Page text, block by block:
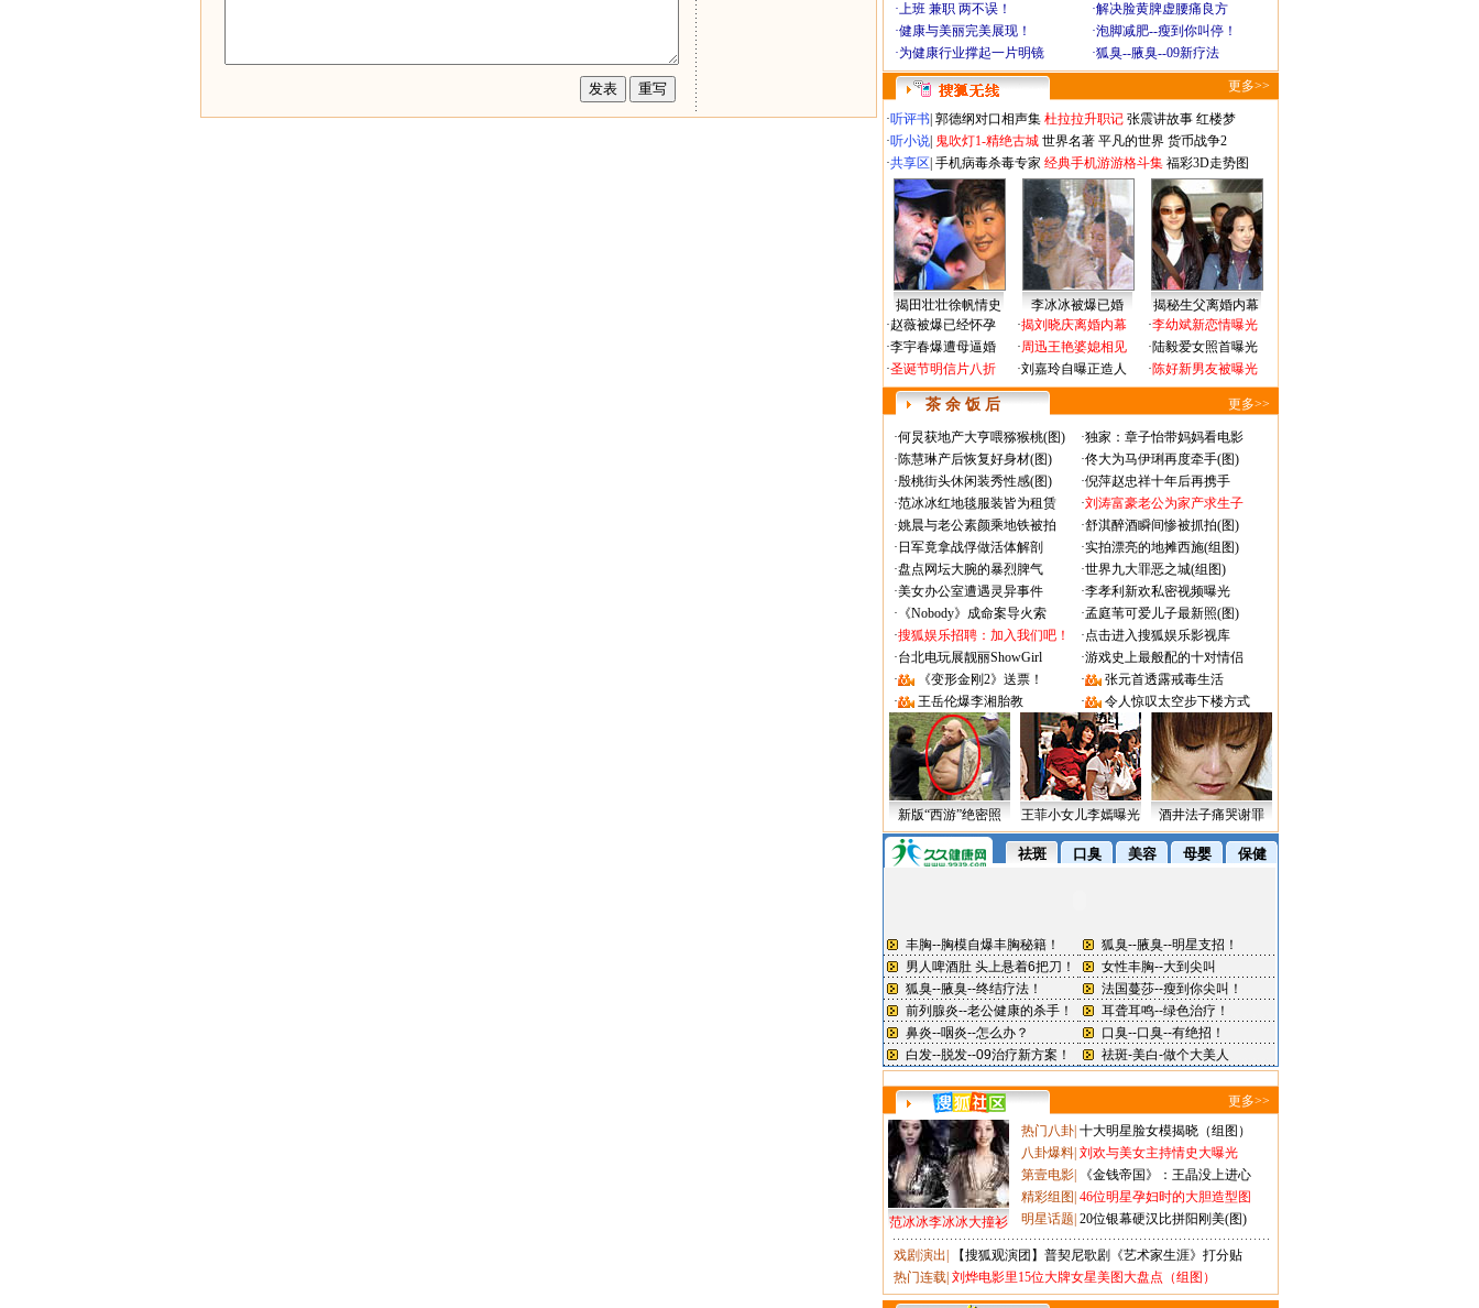
·上班 兼职 两不误！ ·解决脸黄脾虚腰痛良方
·健康与美丽完美展现！ ·泡脚减肥--瘦到你叫停！
·为健康行业撑起一片明镜 ·狐臭--腋臭--09新疗法
更多>>
·听评书 郭德纲对口相声集 杜拉拉升职记 张震讲故事 红楼梦
·听小说 鬼吹灯1-精绝古城 世界名著 平凡的世界 货币战争2
·共享区 手机病毒杀毒专家 经典手机游游格斗集 福彩3D走势图
揭田壮壮徐帆情史 李冰冰被爆已婚
揭秘生父离婚内幕
·赵薇被爆已经怀孕
·李宇春爆遭母逼婚
·圣诞节明信片八折
·揭刘晓庆离婚内幕
·周迅王艳婆媳相见
·刘嘉玲自曝正造人
·李幼斌新恋情曝光
·陆毅爱女照首曝光
·陈好新男友被曝光
茶 余 饭 后 更多>>
·何炅获地产大亨喂猕猴桃(图) ·独家：章子怡带妈妈看电影
·陈慧琳产后恢复好身材(图) ·佟大为马伊琍再度牵手(图)
·殷桃街头休闲装秀性感(图) ·倪萍赵忠祥十年后再携手
·范冰冰红地毯服装皆为租赁 ·刘涛富豪老公为家产求生子
·姚晨与老公素颜乘地铁被拍 ·舒淇醉酒瞬间惨被抓拍(图)
· 日军竟拿战俘做活体解剖 ·实拍漂亮的地摊西施(组图)
·盘点网坛大腕的暴烈脾气 ·世界九大罪恶之城(组图)
·美女办公室遭遇灵异事件 ·李孝利新欢私密视频曝光
· 《Nobody》成命案导火索 ·孟庭苇可爱儿子最新照(图)
·搜狐娱乐招聘：加入我们吧！ ·点击进入搜狐娱乐影视库
·台北电玩展靓丽ShowGirl ·游戏史上最般配的十对情侣
·
《变形金刚2》送票！ ·
张元首透露戒毒生活
·
王岳伦爆李湘胎教 · 令人惊叹太空步下楼方式
新版“西游”绝密照 王菲小女儿李嫣曝光 酒井法子痛哭谢罪
更多>>
范冰冰李冰冰大撞衫
热门八卦 十大明星脸女模揭晓（组图）
八卦爆料 刘欢与美女主持情史大曝光
第壹电影
《金钱帝国》：王晶没上进心
精彩组图 46位明星孕妇时的大胆造型图
明星话题 20位银幕硬汉比拼阳刚美(图)
戏剧演出
【搜狐观演团】普契尼歌剧《艺术家生涯》打分贴
热门连载 刘烨电影里15位大牌女星美图大盘点（组图）